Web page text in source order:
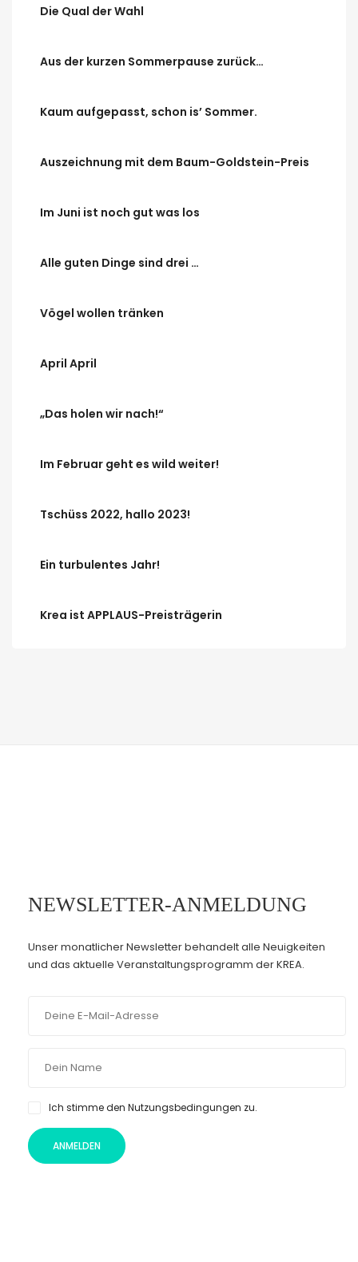
Die Qual der Wahl
Aus der kurzen Sommerpause zurück…
Kaum aufgepasst, schon is’ Sommer.
Auszeichnung mit dem Baum-Goldstein-Preis
Im Juni ist noch gut was los
Alle guten Dinge sind drei …
Vögel wollen tränken
April April
„Das holen wir nach!“
Im Februar geht es wild weiter!
Tschüss 2022, hallo 2023!
Ein turbulentes Jahr!
Krea ist APPLAUS-Preisträgerin
NEWSLETTER-ANMELDUNG
Unser monatlicher Newsletter behandelt alle Neuigkeiten
und das aktuelle Veranstaltungsprogramm der KREA.
Ich stimme den Nutzungsbedingungen zu.
ANMELDEN